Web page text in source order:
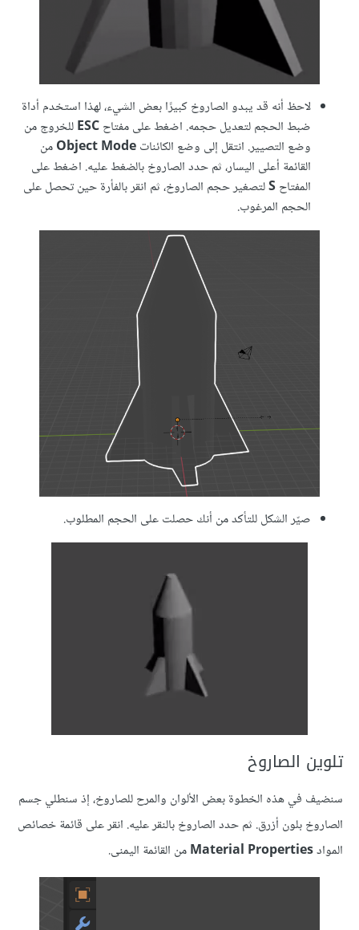
لاحظ أنه قد يبدو الصاروخ كبيرًا بعض الشيء، لهذا استخدم أداة
ضبط الحجم لتعديل حجمه. اضغط على مفتاحESCللخروج من
وضع التصيير. انتقل إلى وضع الكائناتObject Modeمن
القائمة أعلى اليسار، ثم حدد الصاروخ بالضغط عليه. اضغط على
المفتاحSلتصغير حجم الصاروخ، ثم انقر بالفأرة حين تحصل على
الحجم المرغوب.
صيّر الشكل للتأكد من أنك حصلت على الحجم المطلوب.
تلوين الصاروخ
سنضيف في هذه الخطوة بعض الألوان والمرح للصاروخ، إذ سنطلي جسم
الصاروخ بلون أزرق. ثم حدد الصاروخ بالنقر عليه. انقر على قائمة خصائص
الموادMaterial Propertiesمن القائمة اليمنى.